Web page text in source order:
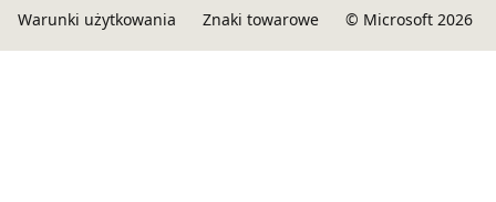
Warunki użytkowania
Znaki towarowe © Microsoft 2026